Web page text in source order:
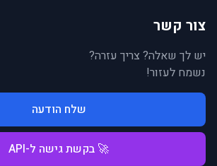
צור קשר
יש לך שאלה? צריך עזרה?
נשמח לעזור!
שלח הודעה
🚀 בקשת גישה ל-API